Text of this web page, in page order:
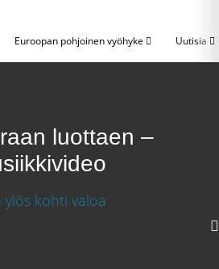
Euroopan pohjoinen vyöhyke Uutisia
luottaen –